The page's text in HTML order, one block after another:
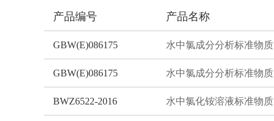
产品编号 产品名称
GBW(E)086175 水中氯成分分析标准物质
GBW(E)086175 水中氯成分分析标准物质
BWZ6522-2016 水中氯化铵溶液标准物质